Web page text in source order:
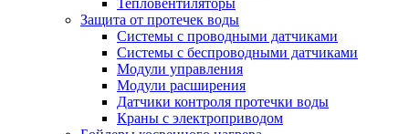
Тепловентиляторы
Защита от протечек воды
Системы с проводными датчиками
Системы с беспроводными датчиками
Модули управления
Модули расширения
Датчики контроля протечки воды
Краны с электроприводом